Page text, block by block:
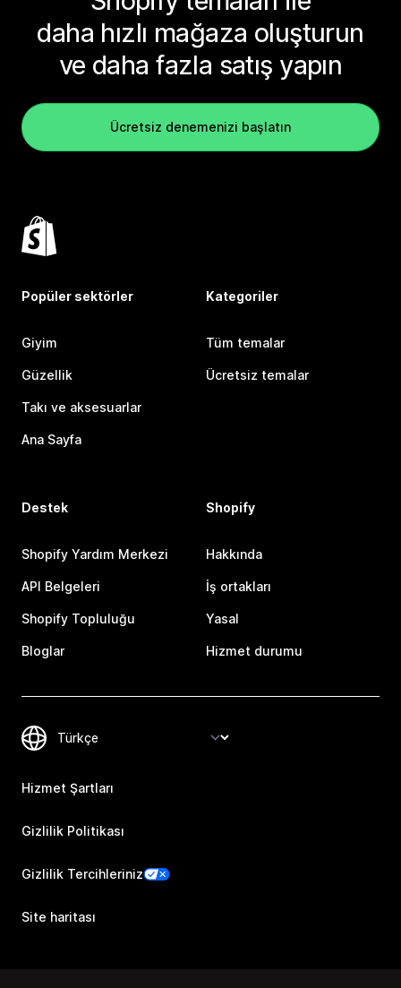
daha hızlı mağaza oluşturun
ve daha fazla satış yapın
Ücretsiz denemenizi başlatın
Popüler sektörler
Giyim
Güzellik
Takı ve aksesuarlar
Ana Sayfa
Kategoriler
Tüm temalar
Ücretsiz temalar
Destek
Shopify Yardım Merkezi
API Belgeleri
Shopify Topluluğu
Bloglar
Shopify
Hakkında
İş ortakları
Yasal
Hizmet durumu
Hizmet Şartları
Gizlilik Politikası
Gizlilik Tercihleriniz
Site haritası